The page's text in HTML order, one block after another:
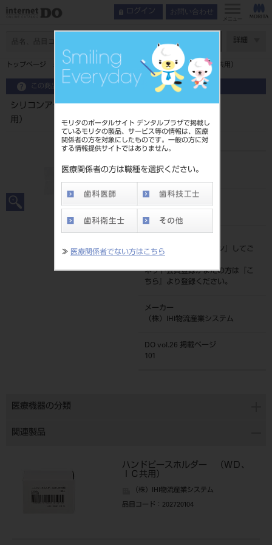
モリタのポータルサイト デンタルプラザで掲載し
ているモリタの製品、サービス等の情報は、医療
関係者の方を対象にしたものです。一般の方に対
する情報提供サイトではありません。
医療関係者の方は職種を選択ください。
≫ 医療関係者でない方はこちら
ログイン お問い合わせ
メニュー
詳細
トップページ シリコンアダプター ＣＡ用 ２個入（ＷＤ、ＩＣ共用）
この商品に関するお問い合わせ
シリコンアダプター ＣＡ用 ２個入（ＷＤ、ＩＣ共
用）
品目コード
202720107
価格の確認は『
ログイン
』してご
ネット会員登録がまだの方は『
こ
ちら
』より登録ください。
メーカー
（株）IHI物流産業システム
DO vol.26 掲載ページ
101
医療機器の分類
関連製品
ハンドピースホルダー （ＷＤ、
ＩＣ共用）
（株）IHI物流産業システム
品目コード ：202720104